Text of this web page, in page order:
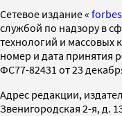
Cетевое издание «
службой по надзору в
технологий и массовых
номер и дата принятия
ФС77-82431 от 23
Адрес редакции,
Звенигородская 2-я, д.